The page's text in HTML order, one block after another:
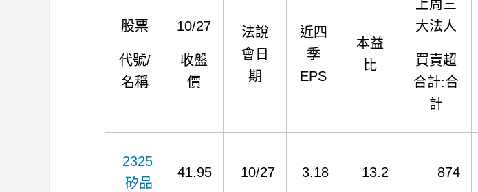
股票
代號/
名稱
10/27
收盤
價
法說
會日
期
近四
季
EPS
本益
比
上周三
大法人
買賣超
合計:合
計
2325
矽品
41.95 10/27 3.18 13.2 874